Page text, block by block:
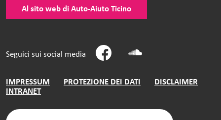
Al sito web di Auto-Aiuto Ticino
Seguici sui social media
IMPRESSUM PROTEZIONE DEI DATI
DISCLAIMER
INTRANET